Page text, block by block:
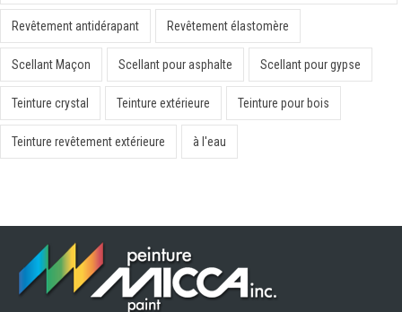
Revêtement antidérapant Revêtement élastomère
Scellant Maçon Scellant pour asphalte Scellant pour gypse
Teinture crystal Teinture extérieure Teinture pour bois
Teinture revêtement extérieure à l'eau